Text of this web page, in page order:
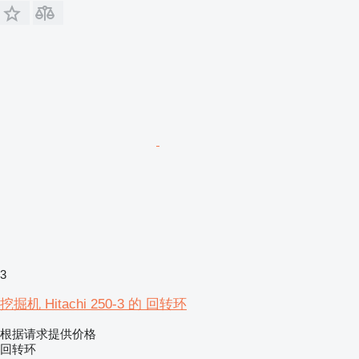
3
挖掘机 Hitachi 250-3 的 回转环
根据请求提供价格
回转环